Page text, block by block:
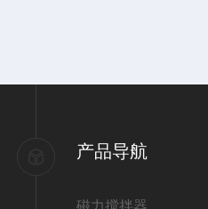
产品导航
磁力搅拌器